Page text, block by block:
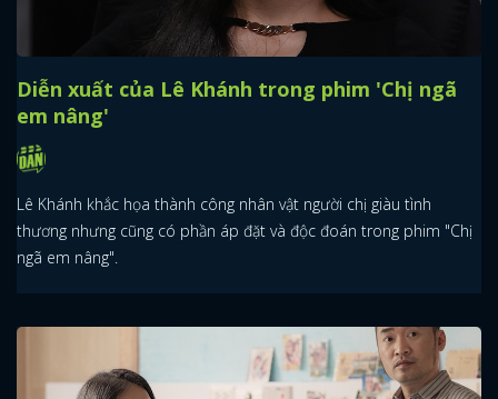
Diễn xuất của Lê Khánh trong phim 'Chị ngã
em nâng'
Lê Khánh khắc họa thành công nhân vật người chị giàu tình
thương nhưng cũng có phần áp đặt và độc đoán trong phim "Chị
ngã em nâng".